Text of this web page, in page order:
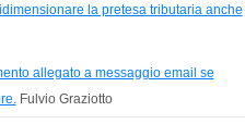
la pretesa tributaria anche
allegato a messaggio email se
Fulvio Graziotto